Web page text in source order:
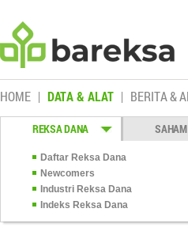
HOME DATA & ALAT BERITA &
REKSA DANA SAHAM
Daftar Reksa Dana
Newcomers
Industri Reksa Dana
Indeks Reksa Dana